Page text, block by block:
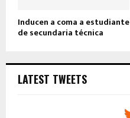
Inducen a coma a estudiante
de secundaria técnica
LATEST TWEETS